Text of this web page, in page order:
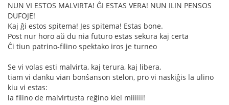
NUN VI ESTOS MALVIRTA! ĜI ESTAS VERA! NUN ILIN PENSOS
DUFOJE!
Kaj ĝi estos spitema! Jes spitema! Estas bone.
Post nur horo aŭ du nia futuro estas sekura kaj certa
Ĉi tiun patrino-filino spektako iros je turneo
Se vi volas esti malvirta, kaj terura, kaj libera,
tiam vi danku vian bonŝanson stelon, pro vi naskiĝis la ulino
kiu vi estas:
la filino de malvirtusta reĝino kiel miiiiii!